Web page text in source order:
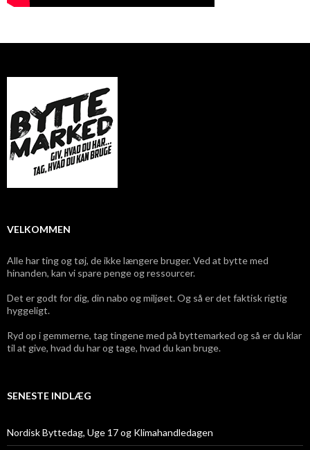
VELKOMMEN
Alle har ting og tøj, de ikke længere bruger. Ved at bytte med
hinanden, kan vi spare penge og ressourcer.
Det er godt for dig, din nabo og miljøet. Og så er det faktisk rigtig
hyggeligt.
Ryd op i gemmerne, tag tingene med på byttemarked og så er du klar
til at give, hvad du har og tage, hvad du kan bruge.
SENESTE INDLÆG
Nordisk Byttedag, Uge 17 og Klimahandledagen